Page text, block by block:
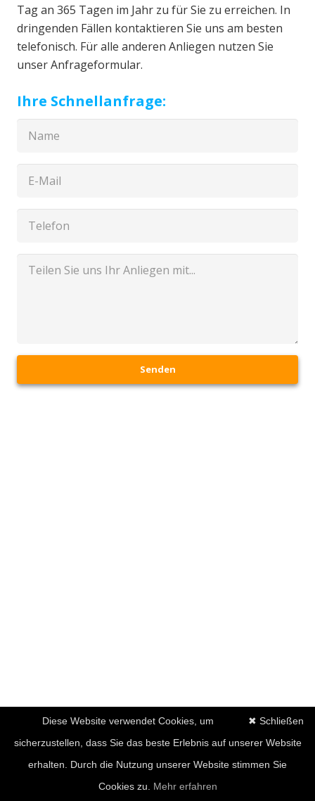
Tag an 365 Tagen im Jahr zu für Sie zu erreichen. In
dringenden Fällen kontaktieren Sie uns am besten
telefonisch. Für alle anderen Anliegen nutzen Sie
unser Anfrageformular.
Ihre Schnellanfrage:
Senden
✖ Schließen
Diese Website verwendet Cookies, um
sicherzustellen, dass Sie das beste Erlebnis auf unserer Website
erhalten. Durch die Nutzung unserer Website stimmen Sie
Cookies zu. Mehr erfahren